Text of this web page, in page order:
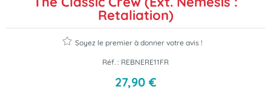
Retaliation)
Soyez le premier à donner votre avis !
Réf. : REBNERE11FR
27,90 €